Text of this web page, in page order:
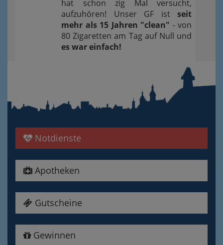
hat schon zig Mal versucht,
aufzuhören! Unser GF ist seit
mehr als 15 Jahren "clean" - von
80 Zigaretten am Tag auf Null und
es war einfach!
Notdienste
Apotheken
Gutscheine
Gewinnen